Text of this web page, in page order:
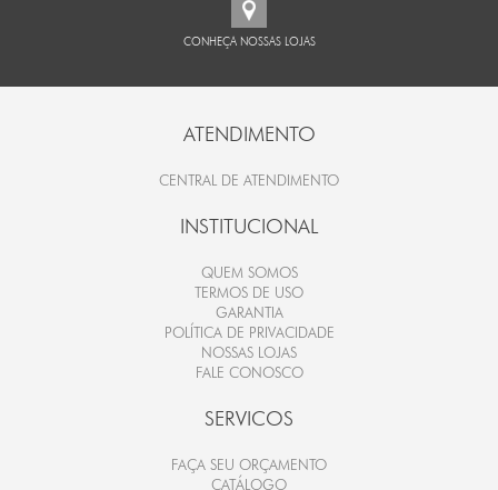
CONHEÇA NOSSAS LOJAS
ATENDIMENTO
CENTRAL DE ATENDIMENTO
INSTITUCIONAL
QUEM SOMOS
TERMOS DE USO
GARANTIA
POLÍTICA DE PRIVACIDADE
NOSSAS LOJAS
FALE CONOSCO
SERVICOS
FAÇA SEU ORÇAMENTO
CATÁLOGO